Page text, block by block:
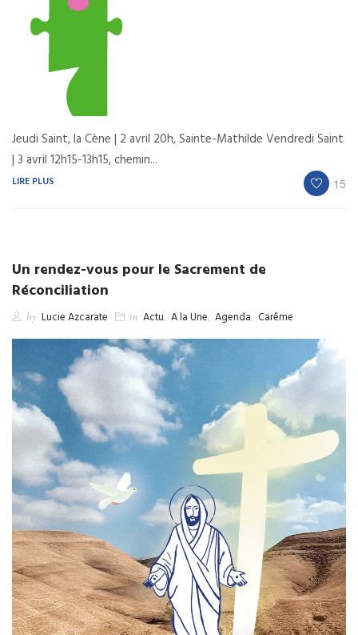
Jeudi Saint, la Cène | 2 avril 20h, Sainte-Mathilde Vendredi Saint
| 3 avril 12h15-13h15, chemin...
LIRE PLUS 15
Un rendez-vous pour le Sacrement de
Réconciliation
by Lucie Azcarate in Actu, A la Une, Agenda, Carême